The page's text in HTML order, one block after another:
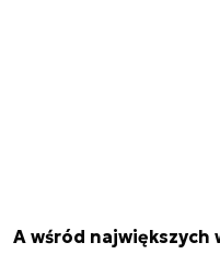
A wśród największych